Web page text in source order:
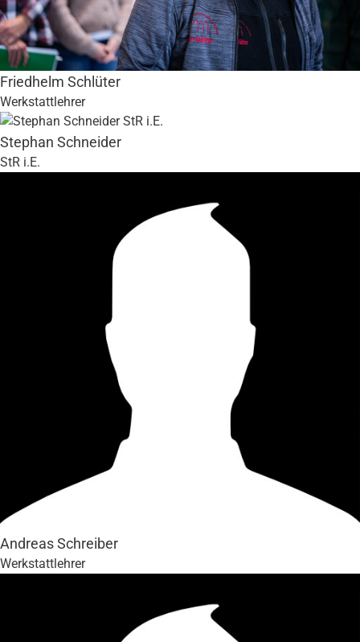
Friedhelm Schlüter
Werkstattlehrer
Stephan Schneider
StR i.E.
Andreas Schreiber
Werkstattlehrer